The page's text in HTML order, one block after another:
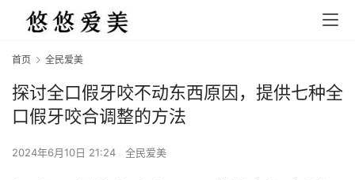
首页 全民爱美
探讨全口假牙咬不动东西原因，提供七种全
口假牙咬合调整的方法
2024年6月10日 21:24 全民爱美